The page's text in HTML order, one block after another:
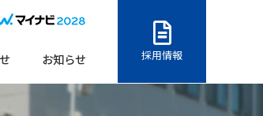
お知らせ 採用情報